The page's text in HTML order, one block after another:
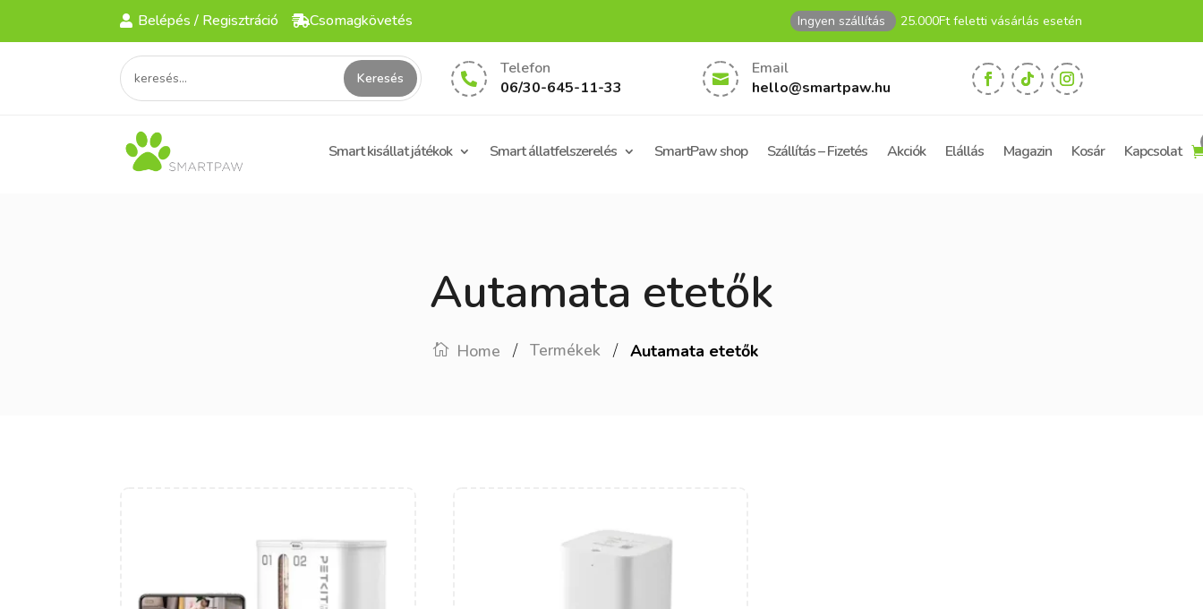
Belépés / Regisztráció Csomagkövetés Ingyen szállítás 25.000Ft feletti vásárlás esetén

Telefon
06/30-645-11-33

Email
hello@smartpaw.hu
Smart kisállat játékok Smart állatfelszerelés SmartPaw shop Szállítás – Fizetés Akciók Elállás Magazin Kosár Kapcsolat
Autamata etetők
Home / Termékek / Autamata etetők